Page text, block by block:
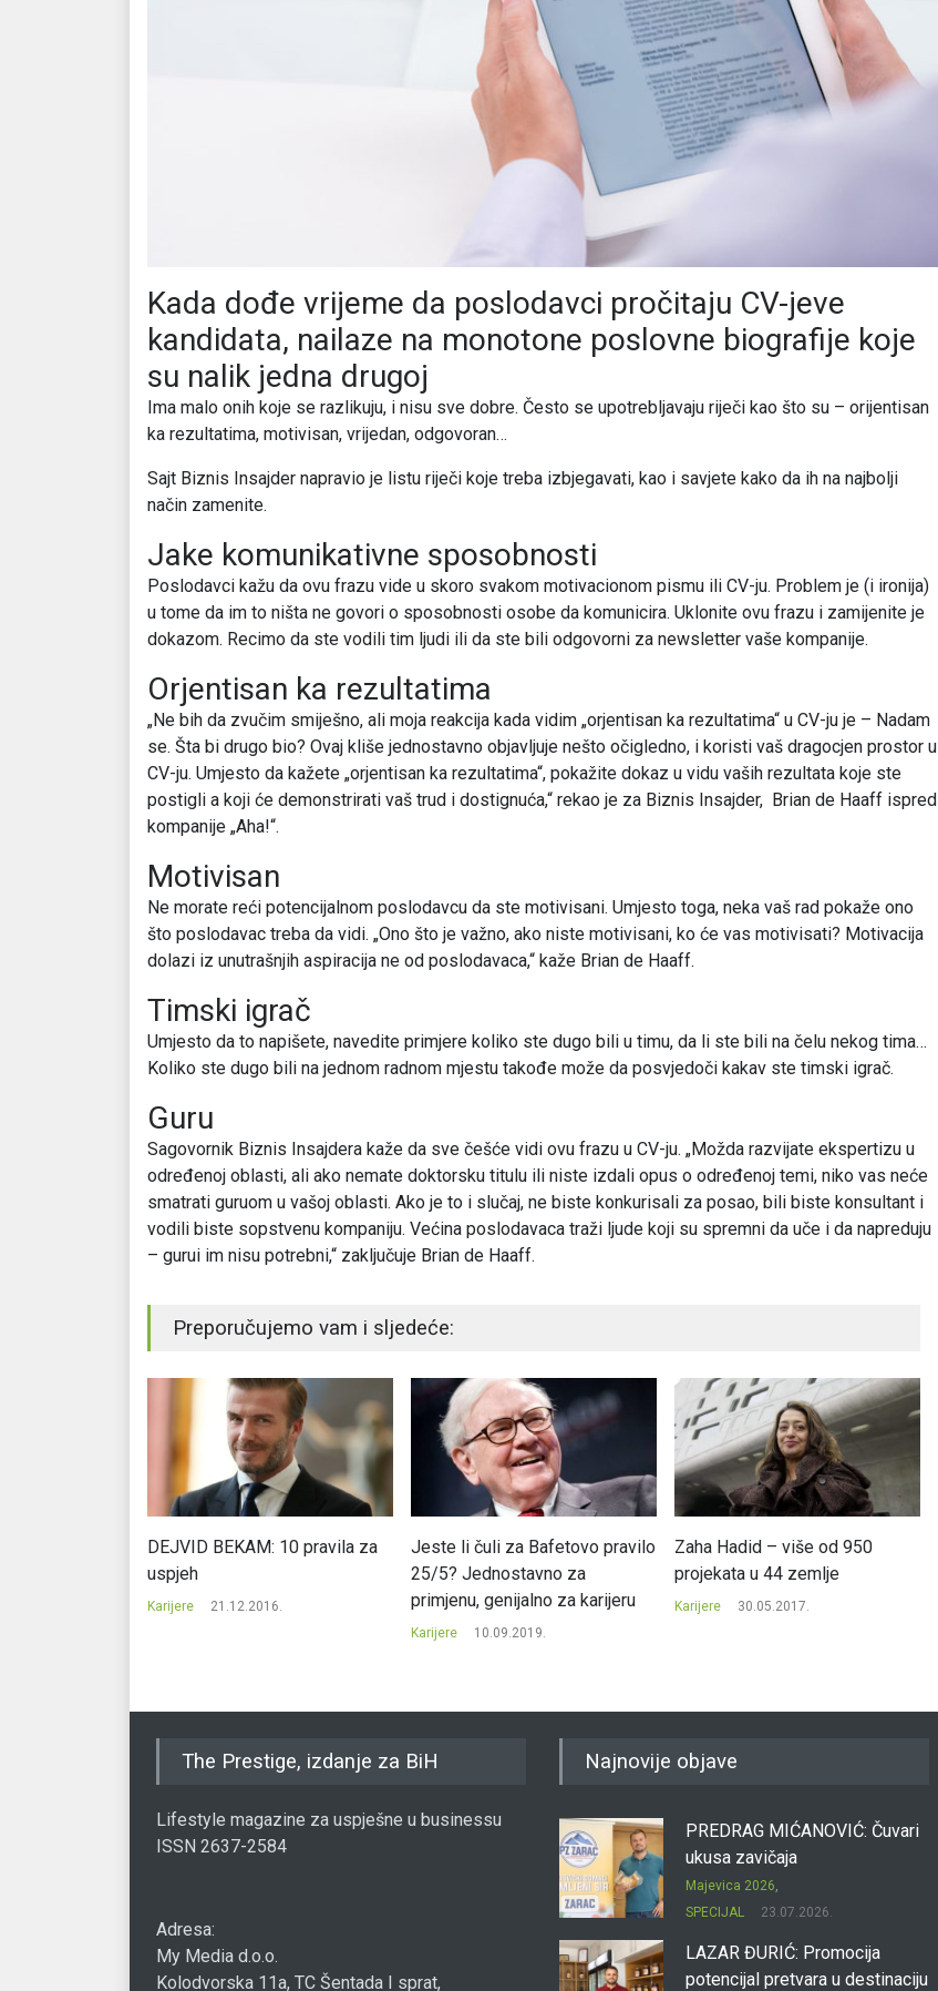
Kada dođe vrijeme da poslodavci pročitaju CV-jeve
kandidata, nailaze na monotone poslovne biografije koje
su nalik jedna drugoj
Ima malo onih koje se razlikuju, i nisu sve dobre. Često se upotrebljavaju riječi kao što su – orijentisan
ka rezultatima, motivisan, vrijedan, odgovoran…
Sajt Biznis Insajder napravio je listu riječi koje treba izbjegavati, kao i savjete kako da ih na najbolji
način zamenite.
Jake komunikativne sposobnosti
Poslodavci kažu da ovu frazu vide u skoro svakom motivacionom pismu ili CV-ju. Problem je (i ironija)
u tome da im to ništa ne govori o sposobnosti osobe da komunicira. Uklonite ovu frazu i zamijenite je
dokazom. Recimo da ste vodili tim ljudi ili da ste bili odgovorni za newsletter vaše kompanije.
Orjentisan ka rezultatima
„Ne bih da zvučim smiješno, ali moja reakcija kada vidim „orjentisan ka rezultatima“ u CV-ju je – Nadam
se. Šta bi drugo bio? Ovaj kliše jednostavno objavljuje nešto očigledno, i koristi vaš dragocjen prostor u
CV-ju. Umjesto da kažete „orjentisan ka rezultatima“, pokažite dokaz u vidu vaših rezultata koje ste
postigli a koji će demonstrirati vaš trud i dostignuća,“ rekao je za Biznis Insajder, Brian de Haaff ispred
kompanije „Aha!“.
Motivisan
Ne morate reći potencijalnom poslodavcu da ste motivisani. Umjesto toga, neka vaš rad pokaže ono
što poslodavac treba da vidi. „Ono što je važno, ako niste motivisani, ko će vas motivisati? Motivacija
dolazi iz unutrašnjih aspiracija ne od poslodavaca,“ kaže Brian de Haaff.
Timski igrač
Umjesto da to napišete, navedite primjere koliko ste dugo bili u timu, da li ste bili na čelu nekog tima…
Koliko ste dugo bili na jednom radnom mjestu takođe može da posvjedoči kakav ste timski igrač.
Guru
Sagovornik Biznis Insajdera kaže da sve češće vidi ovu frazu u CV-ju. „Možda razvijate ekspertizu u
određenoj oblasti, ali ako nemate doktorsku titulu ili niste izdali opus o određenoj temi, niko vas neće
smatrati guruom u vašoj oblasti. Ako je to i slučaj, ne biste konkurisali za posao, bili biste konsultant i
vodili biste sopstvenu kompaniju. Većina poslodavaca traži ljude koji su spremni da uče i da napreduju
– gurui im nisu potrebni,“ zaključuje Brian de Haaff.
Preporučujemo vam i sljedeće:
DEJVID BEKAM: 10 pravila za
uspjeh
Karijere 21.12.2016.
Jeste li čuli za Bafetovo pravilo
25/5? Jednostavno za
primjenu, genijalno za karijeru
Karijere 10.09.2019.
Zaha Hadid – više od 950
projekata u 44 zemlje
Karijere 30.05.2017.
The Prestige, izdanje za BiH
Lifestyle magazine za uspješne u businessu
ISSN 2637-2584
Adresa:
My Media d.o.o.
Kolodvorska 11a, TC Šentada I sprat,
Najnovije objave
PREDRAG MIĆANOVIĆ: Čuvari
ukusa zavičaja
Majevica 2026
SPECIJAL
23.07.2026.
LAZAR ĐURIĆ: Promocija
potencijal pretvara u destinaciju